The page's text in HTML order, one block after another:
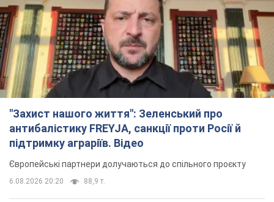
"Захист нашого життя": Зеленський про
антибалістику FREYJA, санкції проти Росії й
підтримку аграріїв. Відео
Європейські партнери долучаються до спільного проєкту
6.08.2026 20:20 88,9 т.